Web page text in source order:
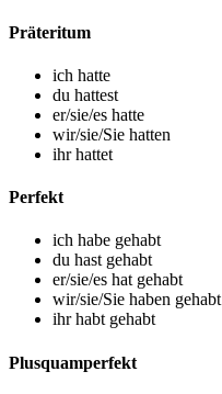
Präteritum
ich hatte
du hattest
er/sie/es hatte
wir/sie/Sie hatten
ihr hattet
Perfekt
ich habe gehabt
du hast gehabt
er/sie/es hat gehabt
wir/sie/Sie haben gehabt
ihr habt gehabt
Plusquamperfekt